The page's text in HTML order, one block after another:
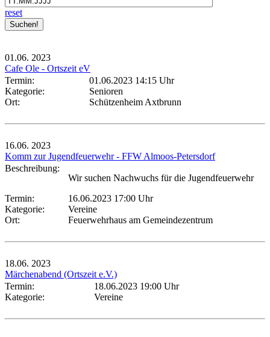
reset
01.06. 2023
Cafe Ole - Ortszeit eV
Termin:
01.06.2023 14:15 Uhr
Kategorie:
Senioren
Ort:
Schützenheim Axtbrunn
16.06. 2023
Komm zur Jugendfeuerwehr - FFW Almoos-Petersdorf
Beschreibung:
Wir suchen Nachwuchs für die Jugendfeuerwehr
Termin:
16.06.2023 17:00 Uhr
Kategorie:
Vereine
Ort:
Feuerwehrhaus am Gemeindezentrum
18.06. 2023
Märchenabend (Ortszeit e.V.)
Termin:
18.06.2023 19:00 Uhr
Kategorie:
Vereine